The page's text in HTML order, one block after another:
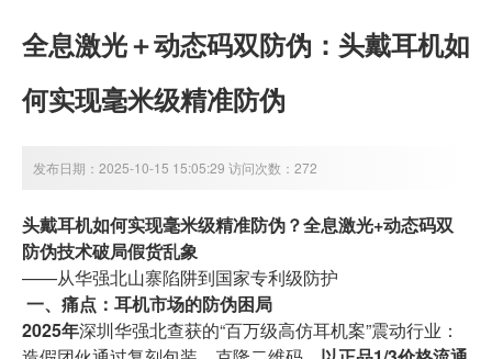
全息激光＋动态码双防伪：头戴耳机如
何实现毫米级精准防伪
发布日期：2025-10-15 15:05:29 访问次数：272
头戴耳机如何实现毫米级精准防伪？全息激光+动态码双
防伪技术破局假货乱象
——从华强北山寨陷阱到国家专利级防护
一、痛点：耳机市场的防伪困局
2025年深圳华强北查获的“百万级高仿耳机案”震动行业：